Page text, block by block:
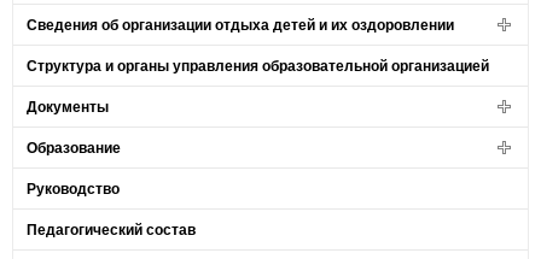
Сведения об организации отдыха детей и их оздоровлении
Структура и органы управления образовательной организацией
Документы
Образование
Руководство
Педагогический состав